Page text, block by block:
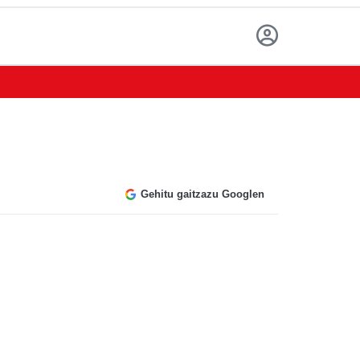
Gehitu gaitzazu Googlen